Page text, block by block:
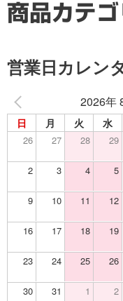
商品カテゴ
営業日カレン
2026年
日 月 火 水
26 27 28 29
2 3 4 5
9 10 11 12
16 17 18 19
23 24 25 26
30 31 1 2